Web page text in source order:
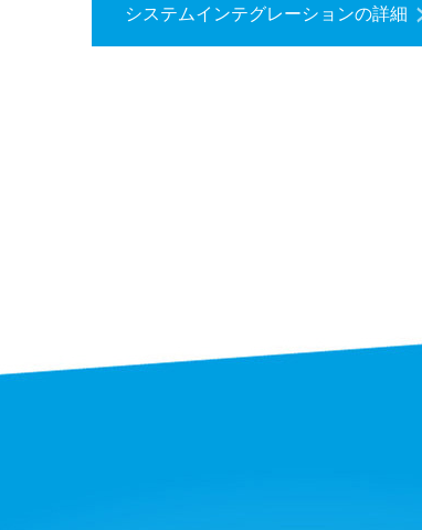
システムインテグレーションの詳細